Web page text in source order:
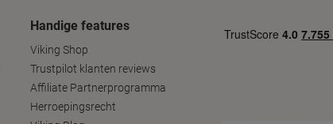
Handige features
Viking Shop
Trustpilot klanten reviews
Affiliate Partnerprogramma
Herroepingsrecht